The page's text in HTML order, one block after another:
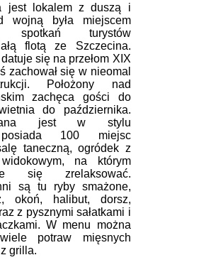
jest lokalem z duszą i
wojną była miejscem
turystów
flotą ze Szczecina.
się na przełom XIX
zachował się w nieomal
Położony nad
zachęca gości do
do października.
jest w stylu
posiada 100 miejsc
taneczną, ogródek z
na którym
się zrelaksować.
są tu ryby smażone,
okoń, halibut, dorsz,
z pysznymi sałatkami i
W menu można
potraw mięsnych
grilla.